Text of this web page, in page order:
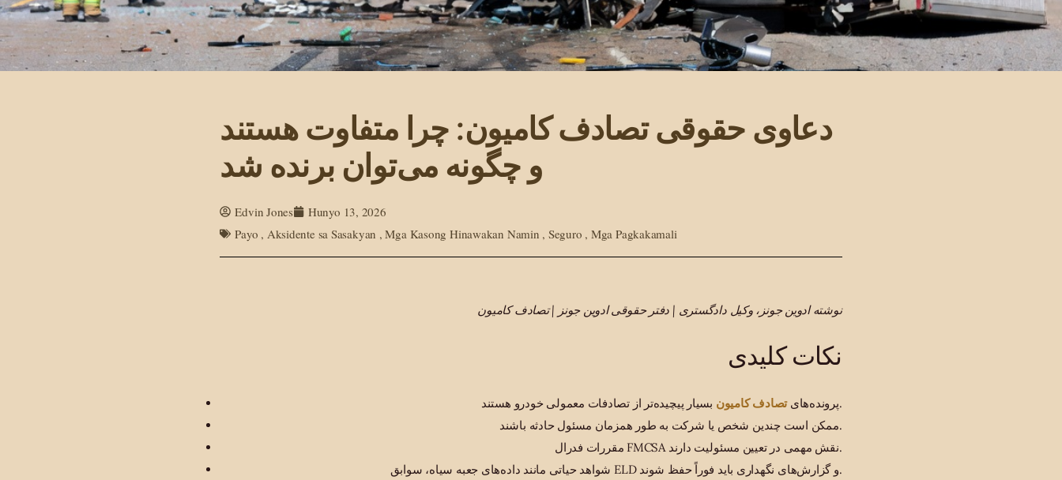
دعاوی حقوقی تصادف کامیون: چرا متفاوت هستند
و چگونه می‌توان برنده شد
Edvin Jones
Hunyo 13, 2026
Payo , Aksidente sa Sasakyan ,Mga Kasong Hinawakan Namin , Seguro , Mga Pagkakamali
نوشته ادوین جونز، وکیل دادگستری | دفتر حقوقی ادوین جونز | تصادف کامیون
نکات کلیدی
پرونده‌هایتصادف کامیون
بسیار پیچیده‌تر از تصادفات معمولی خودرو هستند.
ممکن است چندین شخص یا شرکت به طور همزمان مسئول حادثه باشند.
مقررات فدرال FMCSA نقش مهمی در تعیین مسئولیت دارند.
شواهد حیاتی مانند داده‌های جعبه سیاه، سوابق ELD و گزارش‌های نگهداری باید فوراً حفظ شوند.